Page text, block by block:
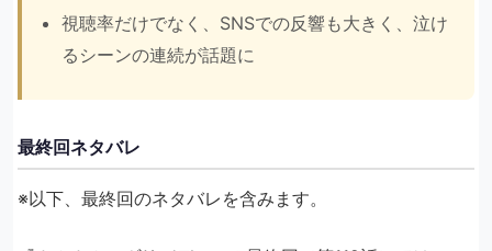
視聴率だけでなく、SNSでの反響も大きく、泣け
るシーンの連続が話題に
最終回ネタバレ
※以下、最終回のネタバレを含みます。